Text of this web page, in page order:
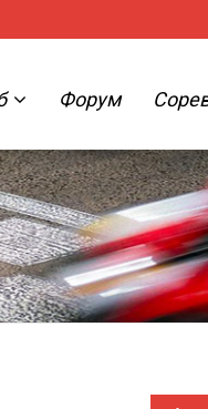
Форум